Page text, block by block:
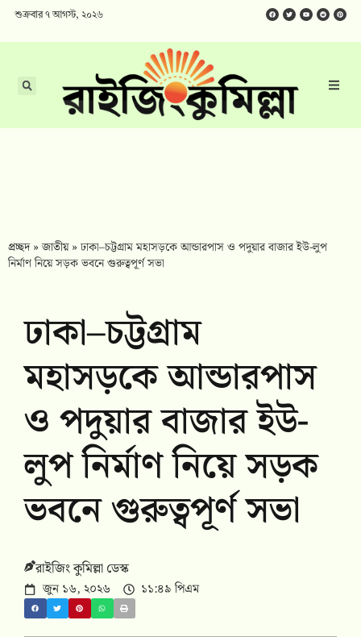
শুক্রবার ৭ আগস্ট, ২০২৬
প্রচ্ছদ»জাতীয়»ঢাকা–চট্টগ্রাম মহাসড়কে আন্ডারপাস ও পদুয়ার বাজার ইউ-লুপ
নির্মাণ নিয়ে সড়ক ভবনে গুরুত্বপূর্ণ সভা
ঢাকা–চট্টগ্রাম
মহাসড়কে আন্ডারপাস
ও পদুয়ার বাজার ইউ-
লুপ নির্মাণ নিয়ে সড়ক
ভবনে গুরুত্বপূর্ণ সভা
রাইজিং কুমিল্লা ডেস্ক
জুন ১৬, ২০২৬ ১১:৪৯ পিএম